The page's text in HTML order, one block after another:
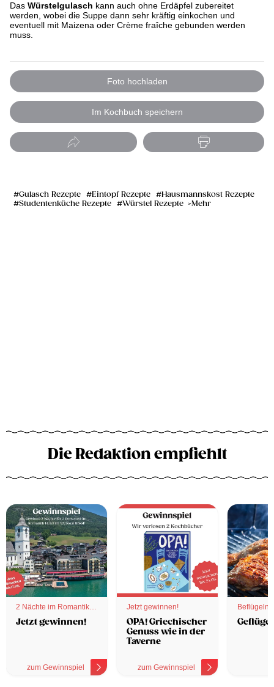
Das Würstelgulasch kann auch ohne Erdäpfel zubereitet
werden, wobei die Suppe dann sehr kräftig einkochen und
eventuell mit Maizena oder Crème fraîche gebunden werden
muss.
Foto hochladen
Im Kochbuch speichern
Gulasch Rezepte Eintopf Rezepte
Hausmannskost Rezepte
Studentenküche Rezepte
Würstel Rezepte Mehr
Die Redaktion empfiehlt
2 Nächte im Romantik
Hotel
Jetzt gewinnen!
zum Gewinnspiel
Jetzt gewinnen!
OPA! Griechischer
Genuss wie in der
Taverne
zum Gewinnspiel